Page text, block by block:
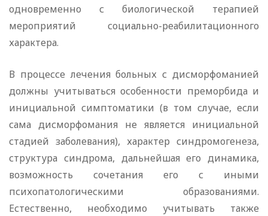
одновременно с биологической терапией
мероприятий социально-реабилитационного
характера.
В процессе лечения больных с дисморфоманией
должны учитываться особенности преморбида и
инициальной симптоматики (в том случае, если
сама дисморфомания не является инициальной
стадией заболевания), характер синдромогенеза,
структура синдрома, дальнейшая его динамика,
возможность сочетания его с иными
психопатологическими образованиями.
Естественно, необходимо учитывать также